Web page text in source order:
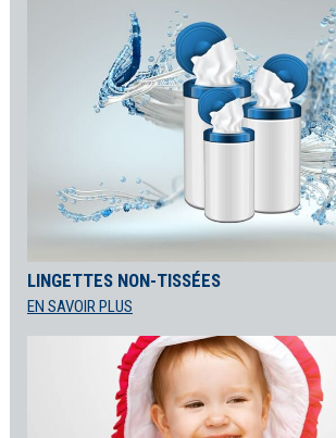
LINGETTES NON-TISSÉES
EN SAVOIR PLUS